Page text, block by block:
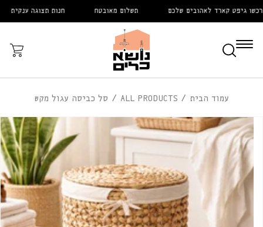
גיפט קארד לאהובים שלכם תשלום מאובטח חנות תצוגה ענקית
דלג
עֲגָלָה
עמוד הבית ALL PRODUCTS סל כביסה עגול מקש
דלג
לפרטי
המוצר